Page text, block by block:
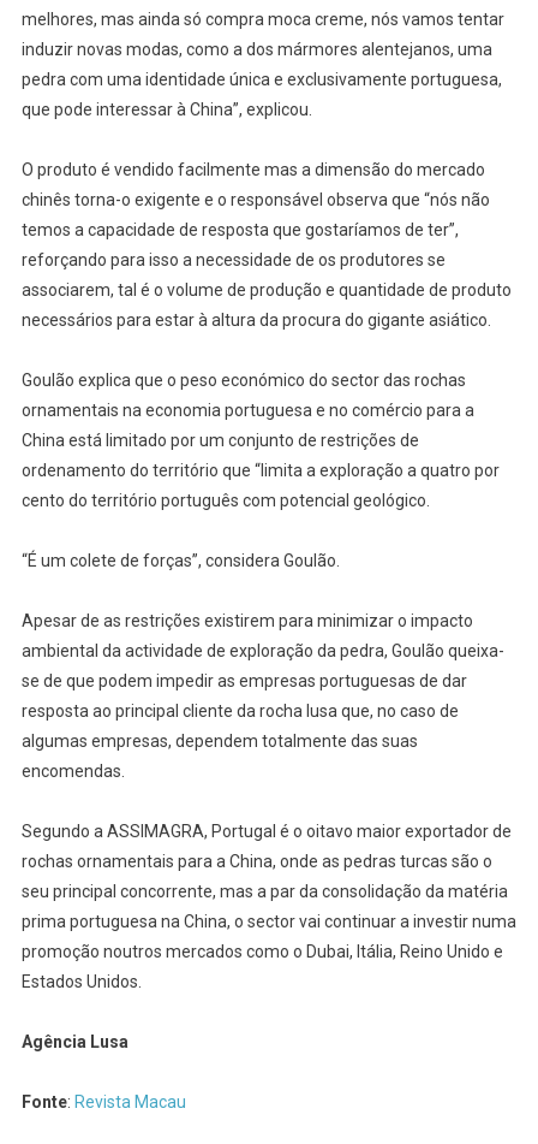
melhores, mas ainda só compra moca creme, nós vamos tentar
induzir novas modas, como a dos mármores alentejanos, uma
pedra com uma identidade única e exclusivamente portuguesa,
que pode interessar à China”, explicou.
O produto é vendido facilmente mas a dimensão do mercado
chinês torna-o exigente e o responsável observa que “nós não
temos a capacidade de resposta que gostaríamos de ter”,
reforçando para isso a necessidade de os produtores se
associarem, tal é o volume de produção e quantidade de produto
necessários para estar à altura da procura do gigante asiático.
Goulão explica que o peso económico do sector das rochas
ornamentais na economia portuguesa e no comércio para a
China está limitado por um conjunto de restrições de
ordenamento do território que “limita a exploração a quatro por
cento do território português com potencial geológico.
“É um colete de forças”, considera Goulão.
Apesar de as restrições existirem para minimizar o impacto
ambiental da actividade de exploração da pedra, Goulão queixa-
se de que podem impedir as empresas portuguesas de dar
resposta ao principal cliente da rocha lusa que, no caso de
algumas empresas, dependem totalmente das suas
encomendas.
Segundo a ASSIMAGRA, Portugal é o oitavo maior exportador de
rochas ornamentais para a China, onde as pedras turcas são o
seu principal concorrente, mas a par da consolidação da matéria
prima portuguesa na China, o sector vai continuar a investir numa
promoção noutros mercados como o Dubai, Itália, Reino Unido e
Estados Unidos.
Agência Lusa
Fonte: Revista Macau